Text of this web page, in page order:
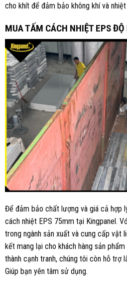
cho khít để đảm bảo không khí và
MUA TẤM CÁCH NHIỆT EPS
Để đảm bảo chất lượng và giá cả hợp
cách nhiệt EPS 75mm tại Kingpanel.
trong ngành sản xuất và cung cấp vật
kết mang lại cho khách hàng sản
thành cạnh tranh, chúng tôi còn hỗ trợ
Giúp bạn yên tâm sử dụng.